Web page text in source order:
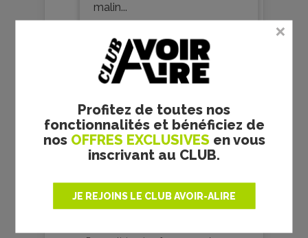
Profitez de toutes nos
fonctionnalités et bénéficiez de
nos OFFRES EXCLUSIVES en vous
inscrivant au CLUB.
JE REJOINS LE CLUB AVOIR-ALIRE
malin...
Je commente
Votre avis